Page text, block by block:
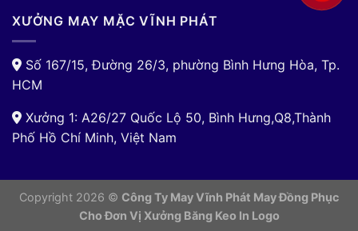
XƯỞNG MAY MẶC VĨNH PHÁT
Số 167/15, Đường 26/3, phường Bình Hưng Hòa, Tp.
HCM
Xưởng 1: A26/27 Quốc Lộ 50, Bình Hưng,Q8,Thành
Phố Hồ Chí Minh, Việt Nam
Copyright 2026 © Công Ty May Vĩnh Phát May Đồng Phục
Cho Đơn Vị Xưởng Băng Keo In Logo